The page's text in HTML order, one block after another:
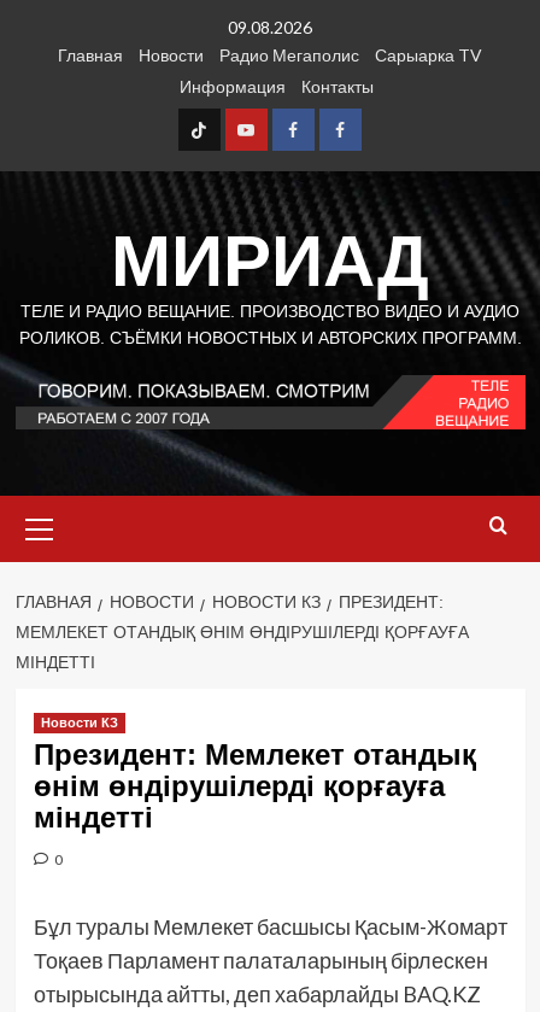
09.08.2026
Главная
Новости Радио Мегаполис
Сарыарка TV
Информация
Контакты
TT Youtube
FB1 FB2
МИРИАД
ТЕЛЕ И РАДИО ВЕЩАНИЕ. ПРОИЗВОДСТВО ВИДЕО И АУДИО
РОЛИКОВ. СЪЁМКИ НОВОСТНЫХ И АВТОРСКИХ ПРОГРАММ.
меню
ГЛАВНАЯ НОВОСТИ НОВОСТИ КЗ
ПРЕЗИДЕНТ:
МЕМЛЕКЕТ ОТАНДЫҚ ӨНІМ ӨНДІРУШІЛЕРДІ ҚОРҒАУҒА
МІНДЕТТІ
Новости КЗ
Президент: Мемлекет отандық
өнім өндірушілерді қорғауға
міндетті
0
Бұл туралы Мемлекет басшысы Қасым-Жомарт
Тоқаев Парламент палаталарының бірлескен
отырысында айтты, деп хабарлайды BAQ.KZ